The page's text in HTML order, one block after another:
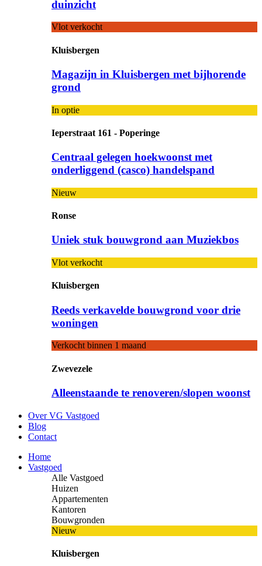
duinzicht
Vlot verkocht
Kluisbergen
Magazijn in Kluisbergen met bijhorende
grond
In optie
Ieperstraat 161 - Poperinge
Centraal gelegen hoekwoonst met
onderliggend (casco) handelspand
Nieuw
Ronse
Uniek stuk bouwgrond aan Muziekbos
Vlot verkocht
Kluisbergen
Reeds verkavelde bouwgrond voor drie
woningen
Verkocht binnen 1 maand
Zwevezele
Alleenstaande te renoveren/slopen woonst
Over VG Vastgoed
Blog
Contact
Home
Vastgoed
Alle Vastgoed
Huizen
Appartementen
Kantoren
Bouwgronden
Nieuw
Kluisbergen